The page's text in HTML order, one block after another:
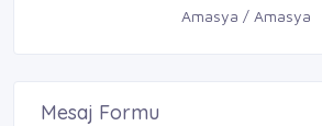
Amasya / Amasya
Mesaj Formu